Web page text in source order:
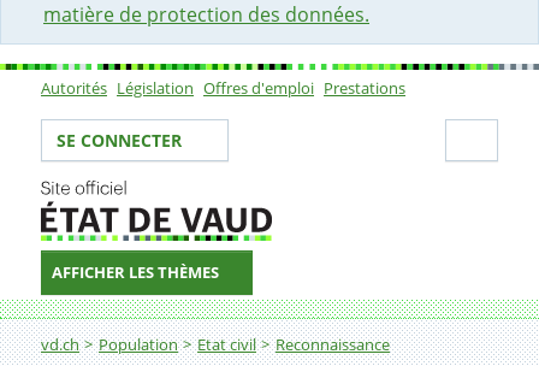
matière de protection des données.
Sous-navigation
Autorités Législation Offres d'emploi Prestations
Votre identité
SE CONNECTER
AFFICHER LES THÈMES
Fil d'Ariane
vd.ch Population Etat civil Reconnaissance